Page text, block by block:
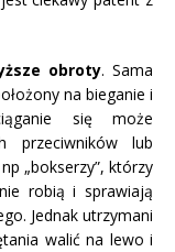
obroty. Sama
na bieganie i
się może
przeciwników lub
„bokserzy”, którzy
robią i sprawiają
Jednak utrzymani
walić na lewo i